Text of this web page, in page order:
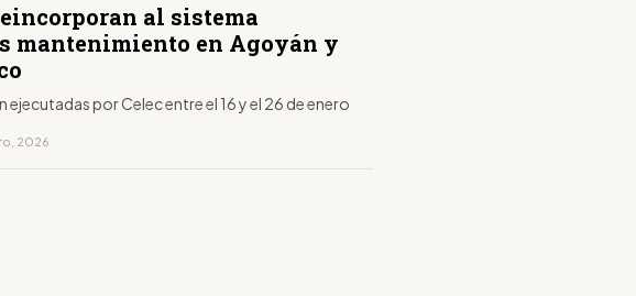
al sistema
mantenimiento en Agoyán y
ejecutadas por Celec entre el 16 y el 26 de enero
2026